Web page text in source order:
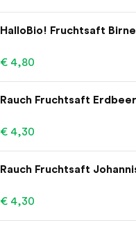
HalloBio! Fruchtsaft Birne
€ 4,80
Rauch Fruchtsaft
€ 4,30
Rauch Fruchtsaft
€ 4,30